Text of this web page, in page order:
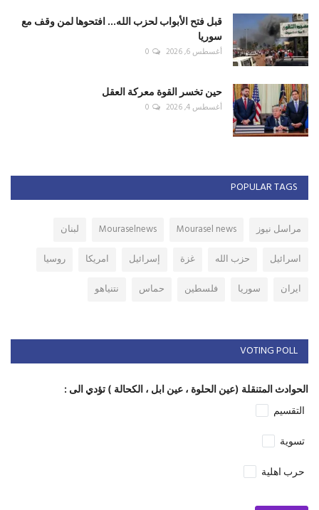
قبل فتح الأبواب لحزب الله... افتحوها لمن وقف مع
سوريا
أغسطس 6, 2026 0
حين تخسر القوة معركة العقل
أغسطس 4, 2026 0
POPULAR TAGS
مراسل نيوز Mourasel news
Mouraselnews
لبنان
اسرائيل
حزب الله غزة إسرائيل امريكا
روسيا
ايران
سوريا فلسطين حماس نتنياهو
VOTING POLL
الحوادث المتنقلة (عين الحلوة ، عين ابل ، الكحالة ) تؤدي الى :
التقسيم
تسوية
حرب اهلية